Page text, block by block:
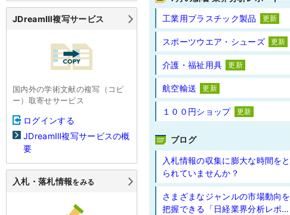
JDreamⅢ複写サービス
国内外の学術文献の複写（コピ
ー）取寄せサービス
ログインする
JDreamⅢ複写サービスの概
要
入札・落札情報をみる
工業用プラスチック製品 更新
スポーツウエア・シューズ 更新
介護・福祉用具 更新
航空輸送 更新
１００円ショップ 更新
ブログ
入札情報の収集に膨大な時間をと
られていませんか？
さまざまなジャンルの市場動向を
把握できる「日経業界分析レポー